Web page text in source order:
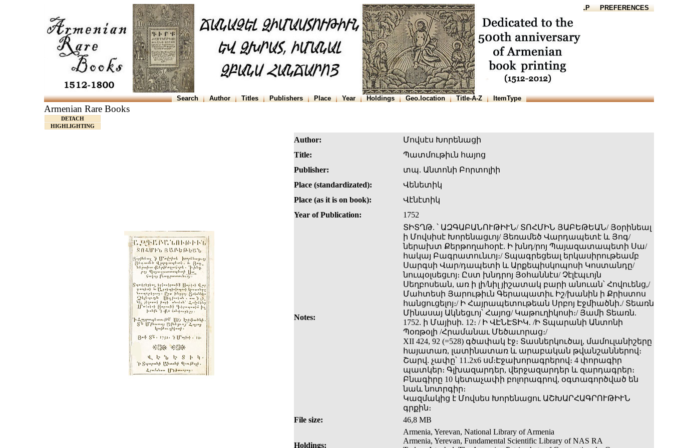
HELP PREFERENCES
Search Author Titles Publishers Place Year Holdings Geo.location Title-A-Z ItemType
Armenian Rare Books
DETACH
HIGHLIGHTING
Author:
Մովսէս Խորենացի
Title:
Պատմութիւն հայոց
Publisher:
տպ. Անտոնի Բորտոլիի
Place (standardizated):
Վենետիկ
Place (as it is on book):
Վէնէտիկ
Year of Publication:
1752
Notes:
ՏԻՏՂԹ. ՝ ԱԶԳԱԲԱՆՈՒԹԻՒՆ/ ՏՈՀՄԻՆ ՅԱԲԵԹԵԱՆ/ Յօրինեալ
ի Մովսիսէ Խորենացւոյ/ Յեռամեծ Վարդապետէ և Յոգ/
ներախտ Քերթողահօրէ. Ի խնդ/րոյ Պայազատապետի Սա/
հակայ Բագրատունւոյ։/ Տպագրեցեալ երկասիրութեամբ
Սարգսի Վար/դապետի և Արքեպիսկոպոսի Կոստանդը/
նուպօլսեցւոյ։ Ըստ խնդրոյ Յօհաննէս/ Չէլէպւոյն
Սեղբոսեան, առ ի լի/նիլ յիշատակ բարի անուան՝ Հովուենց,/
Մահտեսի Յարութիւն Գերապատիւ Իշ/խանին ի Քրիստոս
հանցուցելոյ։/ Ի Հայրապետութեան Սրբոյ Էջմիածնի./ Տեառն
Մինասայ Ակնեցւոյ՝ Հայոց/ Կաթուղիկոսի։/ Յամի Տեառն.
1752. ի Մայիսի. 12։ / Ի ՎԷՆԷՏԻԿ. /Ի Տպարանի Անտոնի
Պօռթօլի /Հրամանաւ Մեծաւորաց։/
XII 424, 92 (=528) գծափակ էջ։ Տասներկուծալ, մամուլանիշերը
հայատառ, լատինատառ և արաբական թվանշաններով։
Շարվ. չափը՝ 11.2x6 սմ։Էջախորագրերով։ 4 փորագիր
պատկեր։ Գլխազարդեր, վերջազարդեր և զարդագրեր։
Բնագիրը 10 կետաչափի բոլորագրով, օգտագործված են
նաև նոտրգիր։
Կազմակից է Մովսես Խորենացու ԱՇԽԱՐՀԱԳՐՈՒԹԻՒՆ
գրքին։
File size:
46,8 MB
Holdings:
Armenia, Yerevan, National Library of Armenia
Armenia, Yerevan, Fundamental Scientific Library of NAS RA